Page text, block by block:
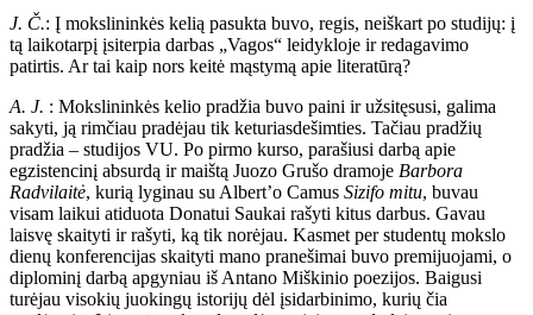
J. Č.: Į mokslininkės kelią pasukta buvo, regis, neiškart po studijų: į
tą laikotarpį įsiterpia darbas „Vagos“ leidykloje ir redagavimo
patirtis. Ar tai kaip nors keitė mąstymą apie literatūrą?
A. J. : Mokslininkės kelio pradžia buvo paini ir užsitęsusi, galima
sakyti, ją rimčiau pradėjau tik keturiasdešimties. Tačiau pradžių
pradžia – studijos VU. Po pirmo kurso, parašiusi darbą apie
egzistencinį absurdą ir maištą Juozo Grušo dramoje Barbora
Radvilaitė, kurią lyginau su Albert’o Camus Sizifo mitu, buvau
visam laikui atiduota Donatui Saukai rašyti kitus darbus. Gavau
laisvę skaityti ir rašyti, ką tik norėjau. Kasmet per studentų mokslo
dienų konferencijas skaityti mano pranešimai buvo premijuojami, o
diplominį darbą apgyniau iš Antano Miškinio poezijos. Baigusi
turėjau visokių juokingų istorijų dėl įsidarbinimo, kurių čia